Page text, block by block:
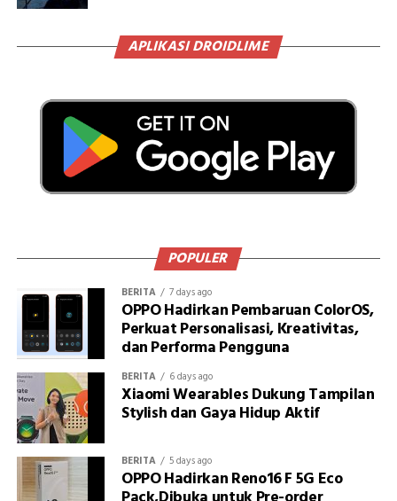
APLIKASI DROIDLIME
POPULER
BERITA 7 days ago
OPPO Hadirkan Pembaruan ColorOS,
Perkuat Personalisasi, Kreativitas,
dan Performa Pengguna
BERITA 6 days ago
Xiaomi Wearables Dukung Tampilan
Stylish dan Gaya Hidup Aktif
BERITA 5 days ago
OPPO Hadirkan Reno16 F 5G Eco